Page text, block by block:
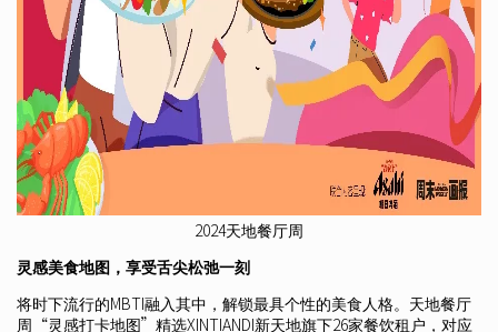
2024天地餐厅周
灵感美食地图，享受舌尖松弛一刻
将时下流行的MBTI融入其中，解锁最具个性的美食人格。天地餐厅
周“灵感打卡地图”精选XINTIANDI新天地旗下26家餐饮租户，对应